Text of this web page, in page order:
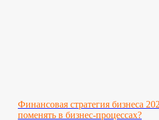
Финансовая стратегия бизнеса
поменять в бизнес-процессах?